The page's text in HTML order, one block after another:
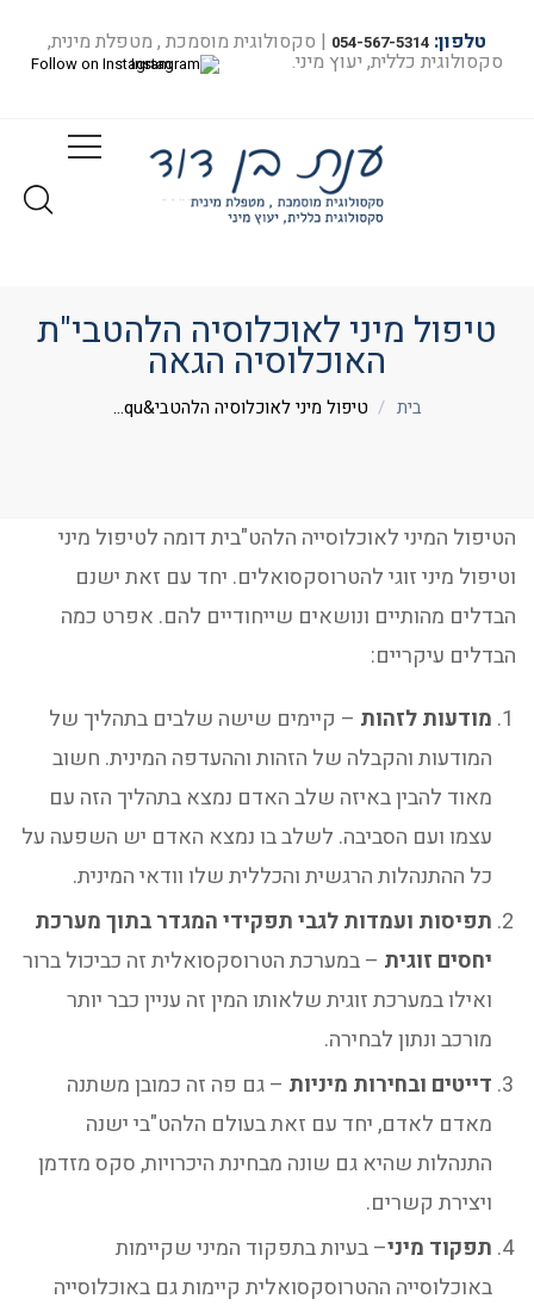
טלפון: 054-567-5314 | סקסולוגית מוסמכת , מטפלת מינית,
סקסולוגית כללית, יעוץ מיני. Follow on Instagram
טיפול מיני לאוכלוסיה הלהטבי"ת
האוכלוסיה הגאה
בית טיפול מיני לאוכלוסיה הלהטבי&qu...
הטיפול המיני לאוכלוסייה הלהט"בית דומה לטיפול מיני
וטיפול מיני זוגי להטרוסקסואלים. יחד עם זאת ישנם
הבדלים מהותיים ונושאים שייחודיים להם. אפרט כמה
הבדלים עיקריים:
מודעות לזהות – קיימים שישה שלבים בתהליך של
המודעות והקבלה של הזהות וההעדפה המינית. חשוב
מאוד להבין באיזה שלב האדם נמצא בתהליך הזה עם
עצמו ועם הסביבה. לשלב בו נמצא האדם יש השפעה על
כל ההתנהלות הרגשית והכללית שלו וודאי המינית.
תפיסות ועמדות לגבי תפקידי המגדר בתוך מערכת
יחסים זוגית – במערכת הטרוסקסואלית זה כביכול ברור
ואילו במערכת זוגית שלאותו המין זה עניין כבר יותר
מורכב ונתון לבחירה.
דייטים ובחירות מיניות – גם פה זה כמובן משתנה
מאדם לאדם, יחד עם זאת בעולם הלהט"בי ישנה
התנהלות שהיא גם שונה מבחינת היכרויות, סקס מזדמן
ויצירת קשרים.
תפקוד מיני– בעיות בתפקוד המיני שקיימות
באוכלוסייה ההטרוסקסואלית קיימות גם באוכלוסייה